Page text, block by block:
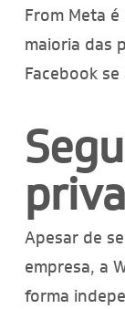
From Meta
maioria das
Facebook
Apesar de
empresa, a
forma